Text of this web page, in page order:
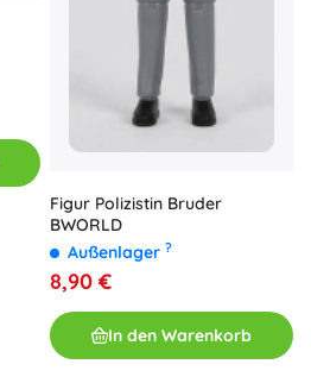
Figur Polizistin Bruder
BWORLD
Außenlager ?
8,90 €
In den Warenkorb